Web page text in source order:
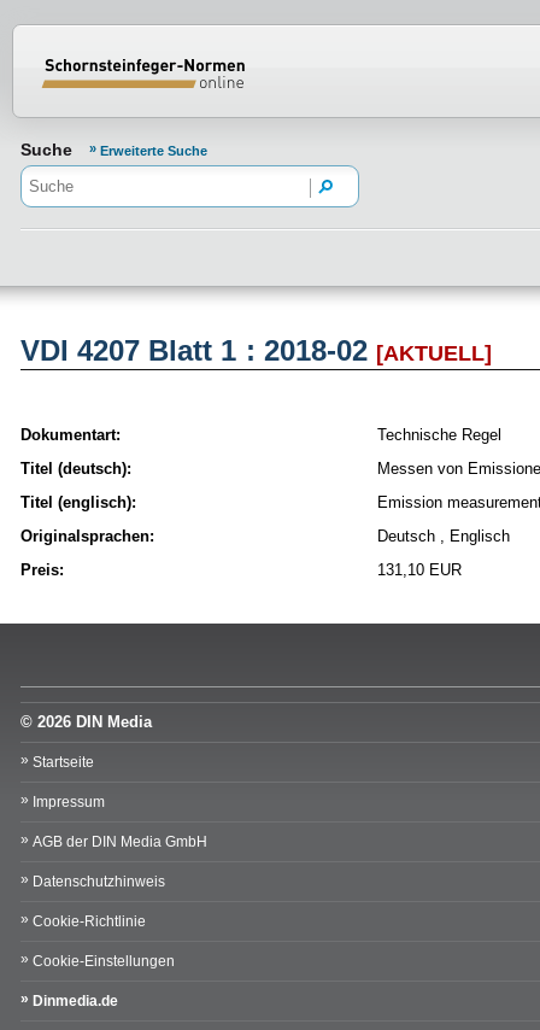
Suche Erweiterte Suche
VDI 4207 Blatt 1 : 2018-02 [AKTUELL]
Dokumentart:
Technische Regel
Titel (deutsch):
Messen von
Titel (englisch):
Emission
Originalsprachen:
Deutsch , Englisch
Preis:
131,10 EUR
© 2026 DIN Media
Startseite
Impressum
AGB der DIN Media GmbH
Datenschutzhinweis
Cookie-Richtlinie
Cookie-Einstellungen
Dinmedia.de